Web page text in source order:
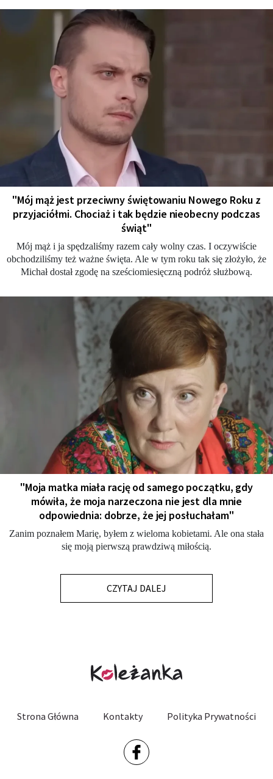
"Mój mąż jest przeciwny świętowaniu Nowego Roku z
przyjaciółmi. Chociaż i tak będzie nieobecny podczas
świąt"
Mój mąż i ja spędzaliśmy razem cały wolny czas. I oczywiście
obchodziliśmy też ważne święta. Ale w tym roku tak się złożyło, że
Michał dostał zgodę na sześciomiesięczną podróż służbową.
"Moja matka miała rację od samego początku, gdy
mówiła, że moja narzeczona nie jest dla mnie
odpowiednia: dobrze, że jej posłuchałam"
Zanim poznałem Marię, byłem z wieloma kobietami. Ale ona stała
się moją pierwszą prawdziwą miłością.
CZYTAJ DALEJ
Strona Główna Kontakty Polityka Prywatności